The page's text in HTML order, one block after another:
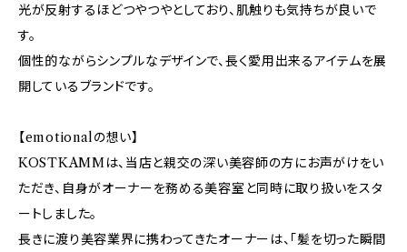
光が反射するほどつやつやとしており、肌触りも気持ちが良いで
す。
個性的ながらシンプルなデザインで、長く愛用出来るアイテムを展
開しているブランドです。
【emotionalの想い】
KOSTKAMMは、当店と親交の深い美容師の方にお声がけをい
ただき、自身がオーナーを務める美容室と同時に取り扱いをスタ
ートしました。
長きに渡り美容業界に携わってきたオーナーは、「髪を切った瞬間